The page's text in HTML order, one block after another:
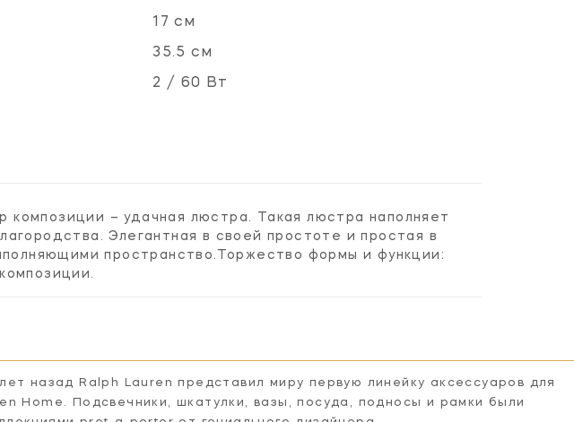
17 см
35.5 см
2 / 60 Вт
композиции – удачная люстра. Такая люстра наполняет
Элегантная в своей простоте и простая в
пространство.Торжество формы и функции:
назад Ralph Lauren представил миру первую линейку аксессуаров для
Home. Подсвечники, шкатулки, вазы, посуда, подносы и рамки были